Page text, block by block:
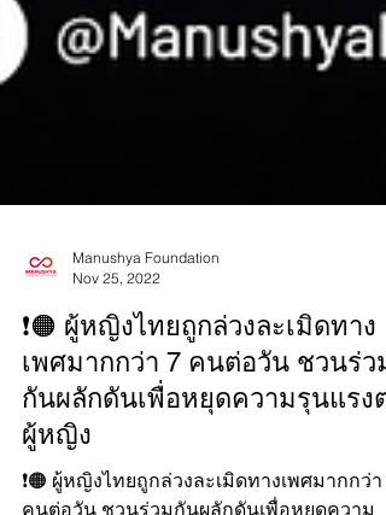
Nov 25, 2022
❗️🟠 ผู้หญิงไทยถูกล่วงละเมิดทาง
เพศมากกว่า 7 คนต่อวัน ชวนร่วม
กันผลักดันเพื่อหยุดความรุนแรงต่
ผู้หญิง